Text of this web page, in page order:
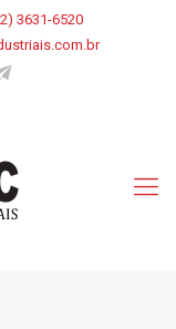
3631-6520